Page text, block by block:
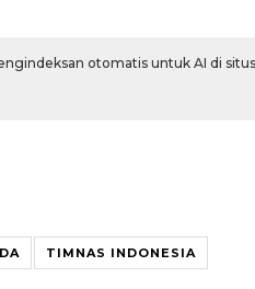
otomatis untuk AI di
TIMNAS INDONESIA